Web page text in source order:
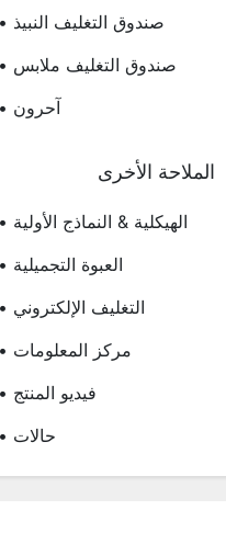
• صندوق التغليف النبيذ
• صندوق التغليف ملابس
• آحرون
الملاحة الأخرى
• الهيكلية & النماذج الأولية
• العبوة التجميلية
• التغليف الإلكتروني
• مركز المعلومات
• فيديو المنتج
• حالات